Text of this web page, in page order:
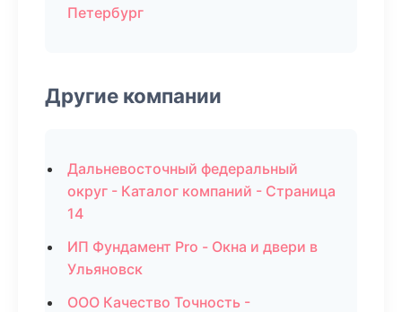
Петербург
Другие компании
Дальневосточный федеральный
округ - Каталог компаний - Страница
14
ИП Фундамент Pro - Окна и двери в
Ульяновск
ООО Качество Точность -